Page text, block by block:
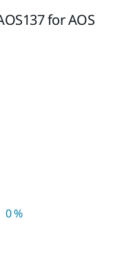
for AOS
lukien
0 %